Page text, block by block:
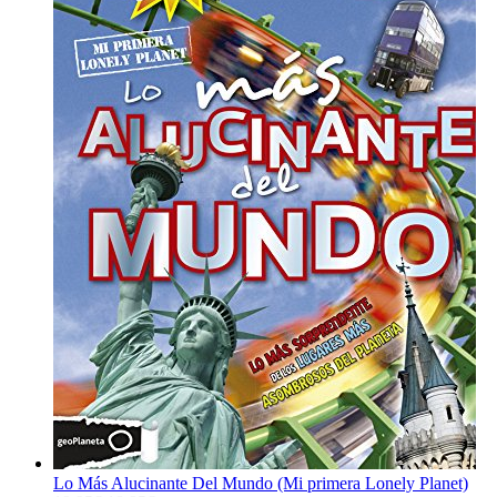
Lo Más Alucinante Del Mundo (Mi primera Lonely Planet)